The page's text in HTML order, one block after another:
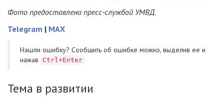
Фото предоставлено пресс-службой УМВД.
Telegram | MAX
Нашли ошибку? Cообщить об ошибке можно, выделив ее и
нажав
Ctrl+Enter
Тема в развитии